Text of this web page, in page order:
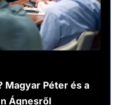
Magyar Péter és a
Ágnesről